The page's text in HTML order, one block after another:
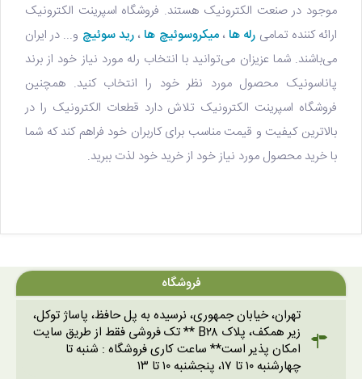
موجود در صنعت الکترونیک هستند. فروشگاه اسپرینت الکترونیک
ارائه کننده تمامی رله ها،میکروسوئیچ ها،رید سوئیچ و... در ایران
می‌باشند. شما عزیزان می‌توانید با انتخاب رله مورد نیاز خود از برند
پاناسونیک محصول مورد نظر خود را انتخاب کنید. همچنین
فروشگاه اسپرینت الکترونیک تلاش دارد قطعات الکترونیک را در
بالاترین کیفیت و قیمت مناسب برای کاربران خود فراهم کند که شما
با خرید محصول مورد نیاز خود از خرید خود لذت ببرید.
فروشگاه
تهران، خیابان جمهوری، نرسیده به پل حافظ، پاساژ توکل،
زیر همکف، پلاک B۲۸ ** تک فروشی فقط از طریق سایت
امکان پذیر است** ساعت کاری فروشگاه : شنبه تا
چهارشنبه ۱۰ تا ۱۷، پنجشنبه ۱۰ تا ۱۳